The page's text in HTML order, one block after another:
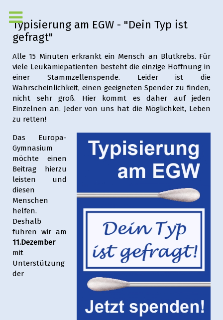
Typisierung am EGW - "Dein Typ ist
gefragt"
Alle 15 Minuten erkrankt ein Mensch an Blutkrebs. Für
viele Leukämiepatienten besteht die einzige Hoffnung in
einer Stammzellenspende. Leider ist die
Wahrscheinlichkeit, einen geeigneten Spender zu finden,
nicht sehr groß. Hier kommt es daher auf jeden
Einzelnen an. Jeder von uns hat die Möglichkeit, Leben
zu retten!
Das Europa-
Gymnasium
möchte einen
Beitrag hierzu
leisten und
diesen
Menschen
helfen.
Deshalb
führen wir am
11.Dezember
mit
Unterstützung
der